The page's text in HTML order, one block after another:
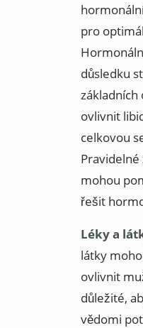
pro
důsledku
ovlivnit
celkovou
mohou
řešit
Léky a
látky
ovlivnit
důležité,
vědomi